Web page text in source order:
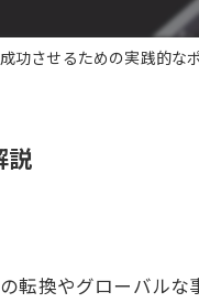
功させるための実践的な
説
換やグローバルな